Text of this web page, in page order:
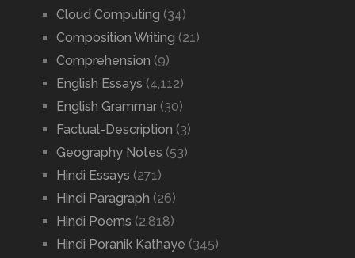
Cloud Computing (34)
Composition Writing (21)
Comprehension (9)
English Essays (4,112)
English Grammar(30)
Factual-Description (3)
Geography Notes (53)
Hindi Essays (271)
Hindi Paragraph (26)
Hindi Poems (2,818)
Hindi Poranik Kathaye (345)